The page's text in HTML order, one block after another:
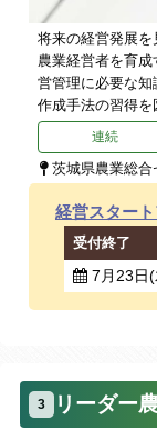
将来の経営発展
農業経営者を育
営管理に必要な
作成手法の習得を
連続
茨城県農業総合
経営スター
受付終了
7月23日
3 リーダー